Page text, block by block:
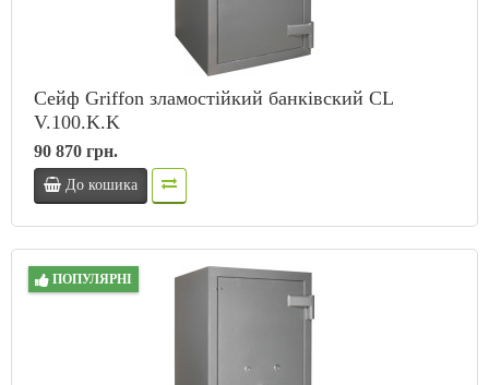
Сейф Griffon зламостійкий банківский CL
V.100.K.K
90 870 грн.
До кошика
ПОПУЛЯРНІ